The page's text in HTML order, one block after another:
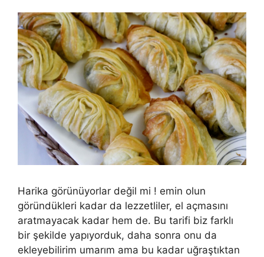
Harika görünüyorlar değil mi ! emin olun
göründükleri kadar da lezzetliler, el açmasını
aratmayacak kadar hem de. Bu tarifi biz farklı
bir şekilde yapıyorduk, daha sonra onu da
ekleyebilirim umarım ama bu kadar uğraştıktan